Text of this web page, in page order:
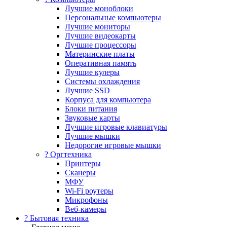
Лучшие моноблоки
Персональные компьютеры
Лучшие мониторы
Лучшие видеокарты
Лучшие процессоры
Материнские платы
Оперативная память
Лучшие кулеры
Системы охлаждения
Лучшие SSD
Корпуса для компьютера
Блоки питания
Звуковые карты
Лучшие игровые клавиатуры
Лучшие мышки
Недорогие игровые мышки
?️ Оргтехника
Принтеры
Сканеры
МФУ
Wi-Fi роутеры
Микрофоны
Веб-камеры
? Бытовая техника